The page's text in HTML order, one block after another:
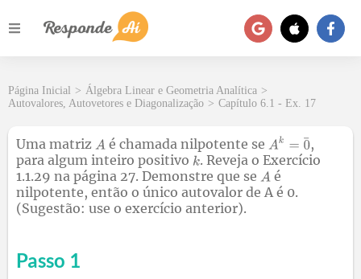
Página Inicial > Álgebra Linear e Geometria Analítica >
Autovalores, Autovetores e Diagonalização > Capítulo 6.1 - Ex. 17
Uma matriz é chamada nilpotente se
,
para algum inteiro positivo
. Reveja o Exercício
1.1.29 na página 27. Demonstre que se
é
nilpotente, então o único autovalor de A é 0.
(Sugestão: use o exercício anterior).
Passo 1